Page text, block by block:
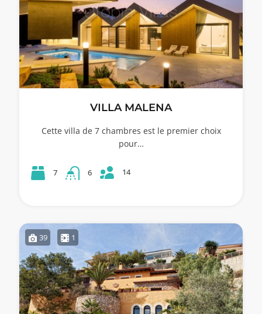
VILLA MALENA
Cette villa de 7 chambres est le premier choix
pour…
7 6 14
39 1